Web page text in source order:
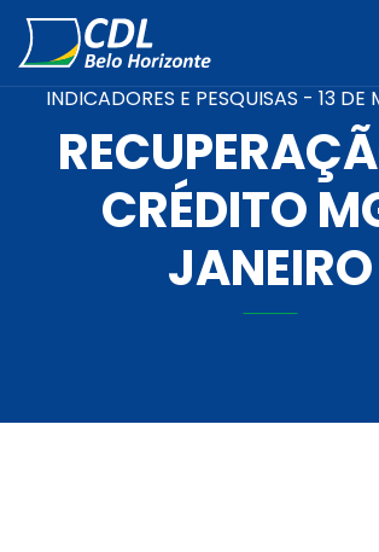
INDICADORES E PESQUISAS - 13 DE
CRÉDITO
JANEIRO